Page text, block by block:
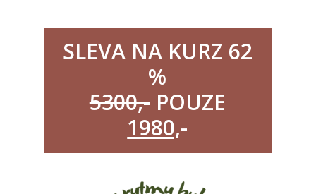
SLEVA NA KURZ 62
%
5300,-POUZE
1980,-